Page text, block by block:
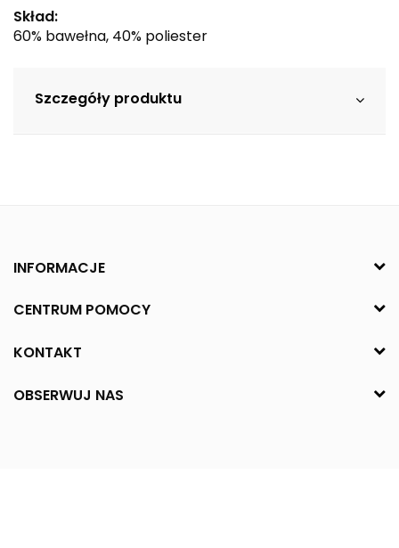
Skład:
60% bawełna, 40% poliester
Szczegóły produktu
INFORMACJE
CENTRUM POMOCY
KONTAKT
OBSERWUJ NAS